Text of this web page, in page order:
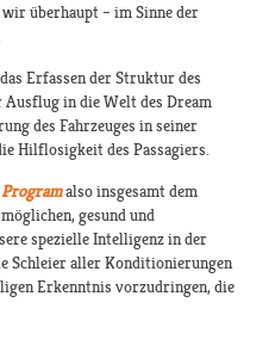
überhaupt – im Sinne der
Erfassen der Struktur des
Ausflug in die Welt des Dream
des Fahrzeuges in seiner
Hilflosigkeit des Passagiers.
also insgesamt dem
gesund und
spezielle Intelligenz in der
Schleier aller Konditionierungen
Erkenntnis vorzudringen, die